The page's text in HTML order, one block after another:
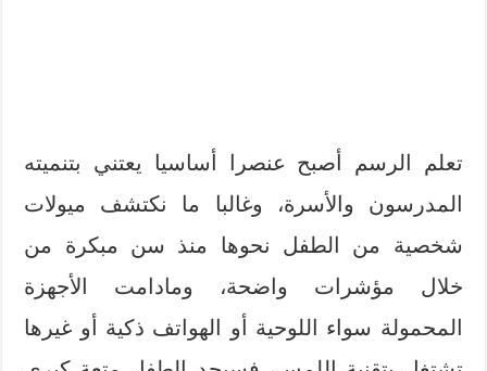
تعلم الرسم أصبح عنصرا أساسيا يعتني بتنميته
المدرسون والأسرة، وغالبا ما نكتشف ميولات
شخصية من الطفل نحوها منذ سن مبكرة من
خلال مؤشرات واضحة، ومادامت الأجهزة
المحمولة سواء اللوحية أو الهواتف ذكية أو غيرها